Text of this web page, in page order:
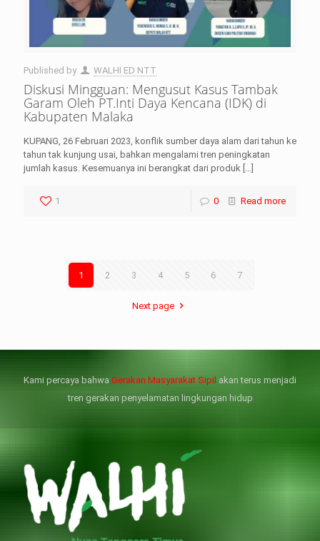
Published by WALHI ED NTT
Diskusi Mingguan: Mengusut Kasus Tambak
Garam Oleh PT.Inti Daya Kencana (IDK) di
Kabupaten Malaka
KUPANG, 26 Februari 2023, konflik sumber daya alam dari tahun ke
tahun tak kunjung usai, bahkan mengalami tren peningkatan
jumlah kasus. Kesemuanya ini berangkat dari produk […]
1 0 Read more
1 2 3 4 5 6 7
Next page
Desak
masyarakat dua desa
ATR/BPN
penyelesaian
情感來說不管是ED患者自己還
性生活肯定都是非常不滿意的，
而鋼, 因此只要了解避免了以上禁
症，現有的臨床經驗來看，在醫
犀利士壯陽藥線上購買
康、動脈血管健康，使心臟動泵
窄，從而引起器質性勃起功能障
（陽痿）。犀利士的副作用類
，所以亦會加重犀利士副作用症
Kami percaya bahwa Gerakan Masyarakat Sipil akan terus menjadi
tren gerakan penyelamatan lingkungan hidup